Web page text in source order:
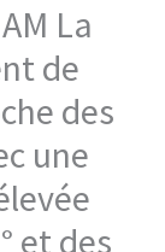
La
de
des
une
et des